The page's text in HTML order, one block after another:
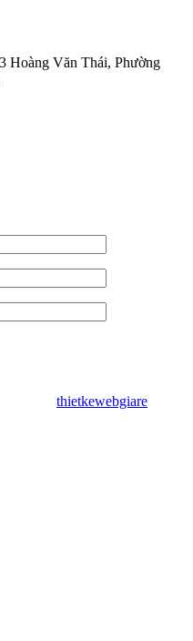
Hoàng Văn Thái, Phường
thietkewebgiare